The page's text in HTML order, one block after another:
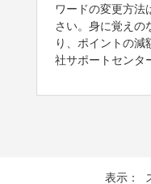
ワードの変更方法
さい。身に覚えの
り、ポイントの減
社サポートセンタ
表示：